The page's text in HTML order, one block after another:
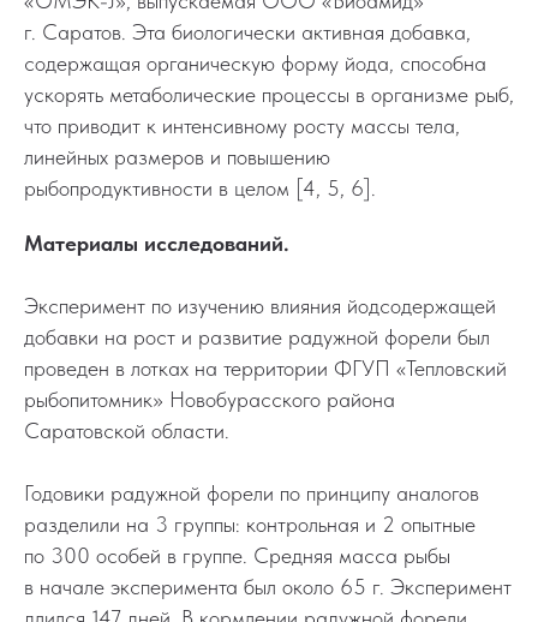
г. Саратов. Эта биологически активная добавка,
содержащая органическую форму йода, способна
ускорять метаболические процессы в организме рыб,
что приводит к интенсивному росту массы тела,
линейных размеров и повышению
рыбопродуктивности в целом [4, 5, 6].
Материалы исследований.
Эксперимент по изучению влияния йодсодержащей
добавки на рост и развитие радужной форели был
проведен в лотках на территории ФГУП «Тепловский
рыбопитомник» Новобурасского района
Саратовской области.
Годовики радужной форели по принципу аналогов
разделили на 3 группы: контрольная и 2 опытные
по 300 особей в группе. Средняя масса рыбы
в начале эксперимента был около 65 г. Эксперимент